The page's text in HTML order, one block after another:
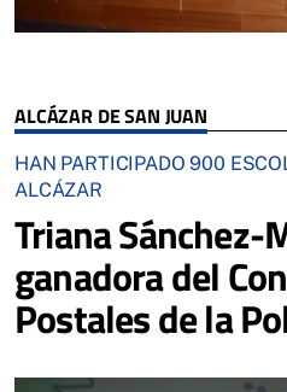
ALCÁZAR DE SAN JUAN
HAN PARTICIPADO 900
ALCÁZAR
Triana Sánchez-
ganadora del
Postales de la